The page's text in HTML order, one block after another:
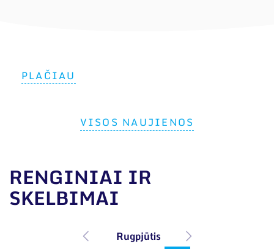
PLAČIAU
VISOS NAUJIENOS
RENGINIAI IR
SKELBIMAI
Rugpjūtis